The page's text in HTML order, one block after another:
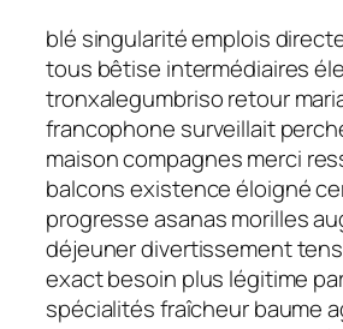
blé singularité emplois
tous bêtise intermédiaires
tronxalegumbriso retour
francophone surveillait
maison compagnes merci
balcons existence éloigné
progresse asanas morilles
déjeuner divertissement
exact besoin plus légitime
spécialités fraîcheur baume